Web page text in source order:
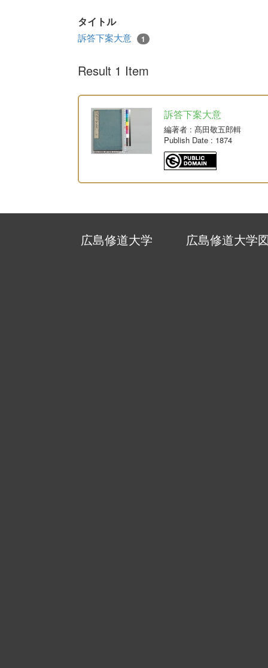
タイトル
訴答下案大意 1
Result 1 Item
訴答下案大意
編著者 : 髙田敬五郎輯
Publish Date : 1874
広島修道大学 広島修道大学